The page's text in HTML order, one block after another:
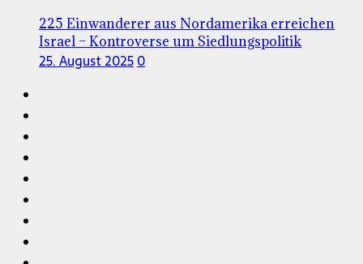
225 Einwanderer aus Nordamerika erreichen
Israel – Kontroverse um Siedlungspolitik
25. August 20250